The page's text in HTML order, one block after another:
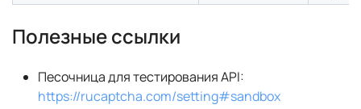
Полезные ссылки
Песочница для тестирования API:
https://rucaptcha.com/setting#sandbox